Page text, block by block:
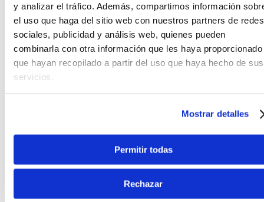
y analizar el tráfico. Además, compartimos información
el uso que haga del sitio web con nuestros partners de redes
sociales, publicidad y análisis web, quienes pueden
combinarla con otra información que les haya proporcionado
que hayan recopilado a partir del uso que haya hecho de sus
servicios.
Mostrar detalles
Permitir todas
Rechazar
CARACTERÍSTICAS DEL PRODUCTO
Los Cables GKC de Roland, son cables de 13 puntas
para conexión de guitarras eléctricas equipadas
con cápsulas divididas a equipamientos para
guitarra eléctrica compatibles con el sistema GK,
GR-20GK Guitar Synthesizer, entre otros.
FICHA TÉCNICA Y DIMENSIONES
Conector de sistema GK de 13 pins